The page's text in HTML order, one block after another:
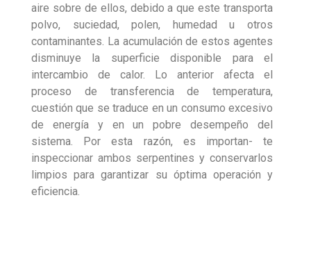
aire sobre de ellos, debido a que este transporta
polvo, suciedad, polen, humedad u otros
contaminantes. La acumulación de estos agentes
disminuye la superficie disponible para el
intercambio de calor. Lo anterior afecta el
proceso de transferencia de temperatura,
cuestión que se traduce en un consumo excesivo
de energía y en un pobre desempeño del
sistema. Por esta razón, es importan- te
inspeccionar ambos serpentines y conservarlos
limpios para garantizar su óptima operación y
eficiencia.